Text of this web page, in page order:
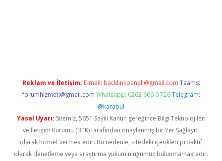
Reklam ve İletişim: E-mail: backlinkpaneli@gmail.com Teams:
forumhizmeti@gmail.com Whatsapp: 0262 606 0 726 Telegram:
@karabul
Yasal Uyarı: Sitemiz, 5651 Sayılı Kanun gereğince Bilgi Teknolojileri
ve İletişim Kurumu (BTK) tarafından onaylanmış bir Yer Sağlayıcı
olarak hizmet vermektedir. Bu nedenle, sitedeki içerikleri proaktif
olarak denetleme veya araştırma yükümlülüğümüz bulunmamaktadır.